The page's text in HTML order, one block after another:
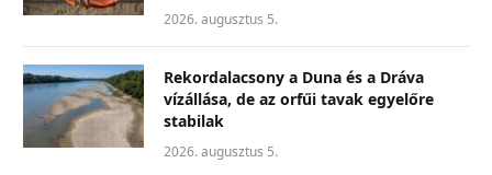
2026. augusztus 5.
Rekordalacsony a Duna és a Dráva
vízállása, de az orfűi tavak egyelőre
stabilak
2026. augusztus 5.